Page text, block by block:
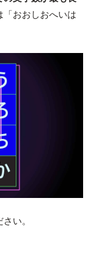
「おおしおへいは
い。